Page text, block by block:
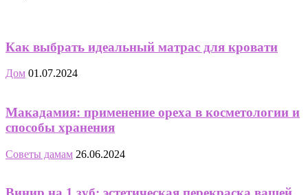
Как выбрать идеальный матрас для кровати
Дом 01.07.2024
Макадамия: применение ореха в косметологии и
способы хранения
Советы дамам 26.06.2024